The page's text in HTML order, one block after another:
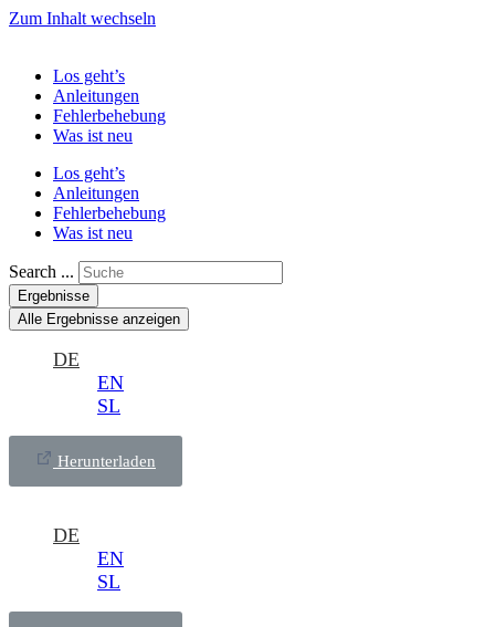
Zum Inhalt wechseln
Los geht’s
Anleitungen
Fehlerbehebung
Was ist neu
Los geht’s
Anleitungen
Fehlerbehebung
Was ist neu
Search ...
Ergebnisse
Alle Ergebnisse anzeigen
DE
EN
SL
Herunterladen
DE
EN
SL